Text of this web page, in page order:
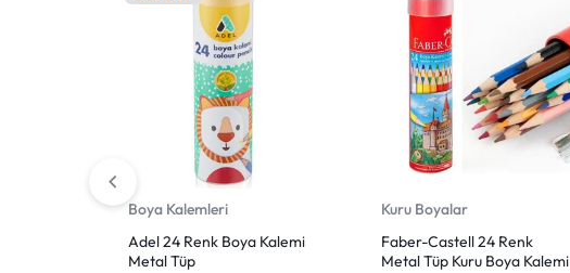
Boya Kalemleri
Adel 24 Renk Boya Kalemi
Metal Tüp
Kuru Boyalar
Faber-Castell 24 Renk
Metal Tüp Kuru Boya Kalemi